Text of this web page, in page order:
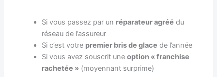
Si vous passez par un réparateur agréé du
réseau de l’assureur
Si c’est votre premier bris de glace de l’année
Si vous avez souscrit uneoption « franchise
rachetée » (moyennant surprime)